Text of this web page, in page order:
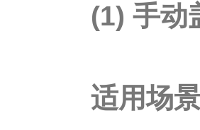
(1) 手动
适用场